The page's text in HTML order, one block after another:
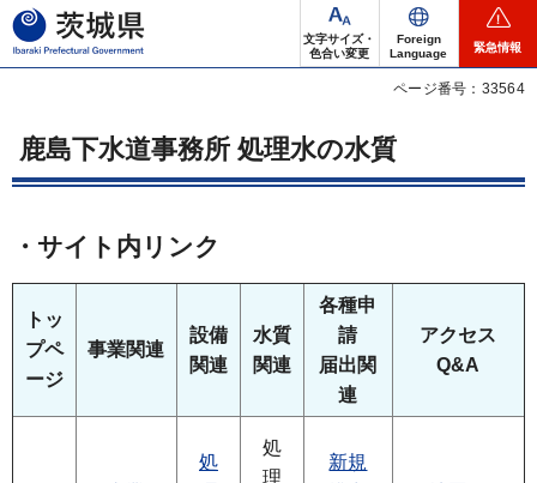
茨城県
文字サイズ・
色合い変更
Foreign
Language
緊急情報
ページ番号：33564
鹿島下水道事務所 処理水の水質
・サイト内リンク
トッ
プペ
ージ
事業関連
設備
関連
水質
関連
各種申
請
届出関
連
アクセス
Q&A
処
処
理
新規